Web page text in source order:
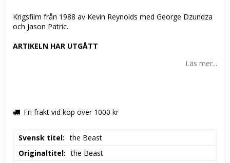
Krigsfilm från 1988 av Kevin Reynolds med George Dzundza
och Jason Patric.
ARTIKELN HAR UTGÅTT
Läs mer...
Fri frakt vid köp över 1000 kr
Svensk titel
the Beast
Originaltitel
the Beast